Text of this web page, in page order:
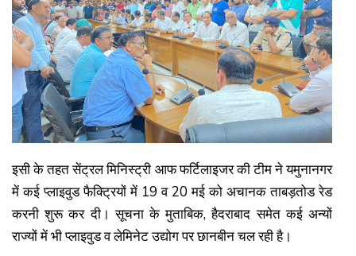
इसी के तहत सेंट्रल मिनिस्ट्री आफ फर्टिलाइजर की टीम ने यमुनानगर
में कई प्लाइवुड फैक्ट्रियों में 19 व 20 मई को अचानक ताबड़तोड रेड
करनी शुरू कर दी। सूचना के मुताबिक, हैदराबाद समेत कई अन्यों
राज्यों में भी प्लाइवुड व लेमिनेट उद्योग पर छानबीन चल रही है।